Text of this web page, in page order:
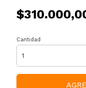
Cantidad